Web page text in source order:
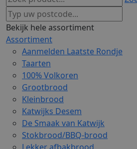
Bekijk hele assortiment
Assortiment
Aanmelden Laatste Rondje
Taarten
100% Volkoren
Grootbrood
Kleinbrood
Katwijks Desem
De Smaak van Katwijk
Stokbrood/BBQ-brood